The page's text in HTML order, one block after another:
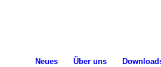
Neues Über uns